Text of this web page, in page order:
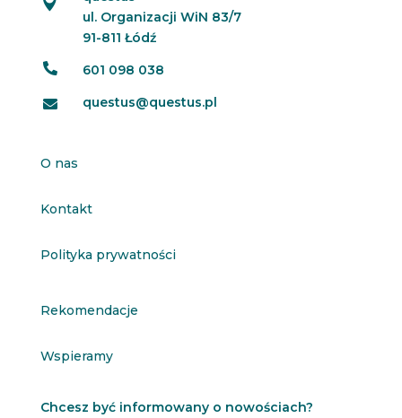
ul. Organizacji WiN 83/7
91-811 Łódź
 601 098 038
 questus@questus.pl
O nas
Kontakt
Polityka prywatności
Rekomendacje
Wspieramy
Chcesz być informowany o nowościach?